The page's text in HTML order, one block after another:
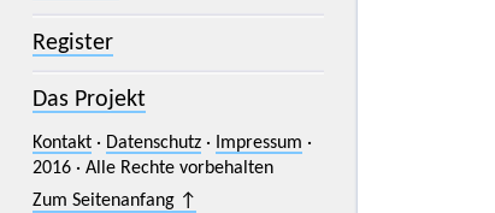
Register
Das Projekt
Kontakt· Datenschutz· Impressum ·
2016 · Alle Rechte vorbehalten
Zum Seitenanfang ↑